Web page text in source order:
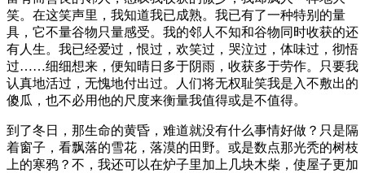
笑。在这笑声里，我知道我已成熟。我已有了一种特别的量
具，它不量谷物只量感受。我的邻人不知和谷物同时收获的还
有人生。我已经爱过，恨过，欢笑过，哭泣过，体味过，彻悟
过……细细想来，便知晴日多于阴雨，收获多于劳作。只要我
认真地活过，无愧地付出过。人们将无权耻笑我是入不敷出的
傻瓜，也不必用他的尺度来衡量我值得或是不值得。
到了冬日，那生命的黄昏，难道就没有什么事情好做？只是隔
着窗子，看飘落的雪花，落漠的田野。或是数点那光秃的树枝
上的寒鸦？不，我还可以在炉子里加上几块木柴，使屋子更加